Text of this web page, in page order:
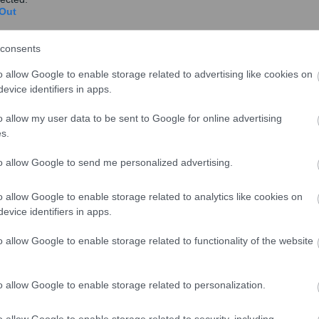
allow Google to enable storage related to advertising like cookies on
identifiers in apps.
allow my user data to be sent to Google for online advertising
allow Google to send me personalized advertising.
allow Google to enable storage related to analytics like cookies on
identifiers in apps.
allow Google to enable storage related to functionality of the website
allow Google to enable storage related to personalization.
από τη σημερινή και τις προηγούμενες
έγιναν αποδεκτές από την πλειοψηφία.
Τσακαλώτος, είπε για τους τόκους
πού επιτρέπεται η αναδρομικότητα και πρόσθεσε
κακοπληρωτές που προσφεύγουν στη